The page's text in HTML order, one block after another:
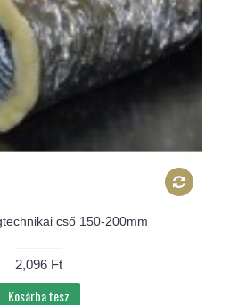
cső 150-200mm
2,096 Ft
Kosárba tesz